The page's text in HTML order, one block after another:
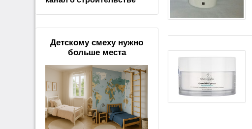
Детскому смеху нужно
больше места